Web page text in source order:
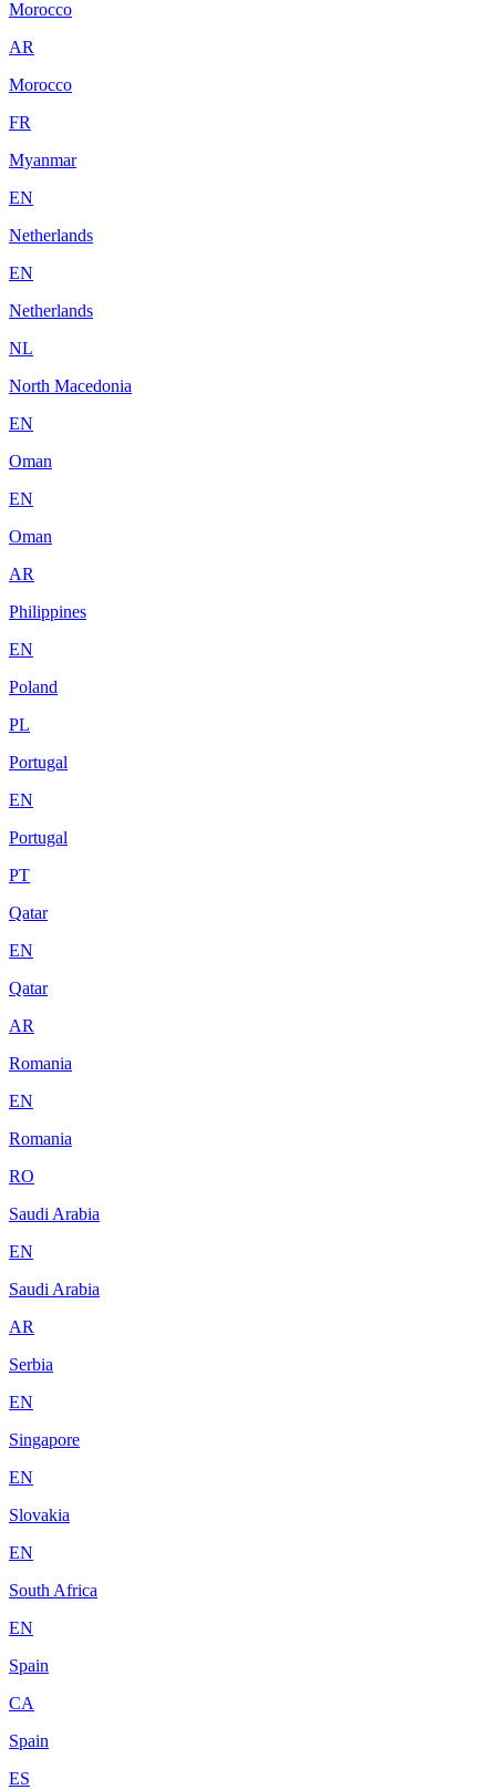
Morocco
AR
Morocco
FR
Myanmar
EN
Netherlands
EN
Netherlands
NL
North Macedonia
EN
Oman
EN
Oman
AR
Philippines
EN
Poland
PL
Portugal
EN
Portugal
PT
Qatar
EN
Qatar
AR
Romania
EN
Romania
RO
Saudi Arabia
EN
Saudi Arabia
AR
Serbia
EN
Singapore
EN
Slovakia
EN
South Africa
EN
Spain
CA
Spain
ES